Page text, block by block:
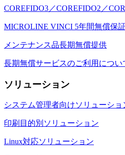
COREFIDO3／COREFIDO2／
MICROLINE VINCI 5年間無償保
メンテナンス品長期無償提供
長期無償サービスのご利用につい
ソリューション
システム管理者向けソリューショ
印刷目的別ソリューション
Linux対応ソリューション